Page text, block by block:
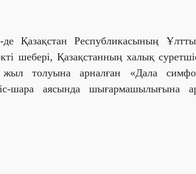
Қазақстан Республикасының
шебері, Қазақстанның халық
толуына арналған «Дала
шара аясында шығармашылығына